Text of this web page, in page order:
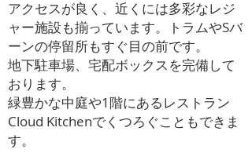
アクセスが良く、近くには多彩なレジ
ャー施設も揃っています。トラムやSバ
ーンの停留所もすぐ目の前です。
地下駐車場、宅配ボックスを完備して
おります。
緑豊かな中庭や1階にあるレストラン
Cloud Kitchenでくつろぐこともできま
す。